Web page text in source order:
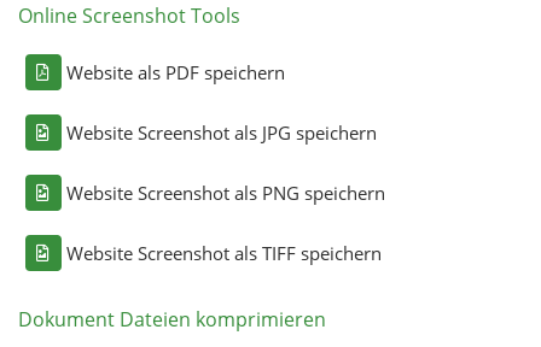
Online Screenshot Tools
Website als PDF speichern
Website Screenshot als JPG speichern
Website Screenshot als PNG speichern
Website Screenshot als TIFF speichern
Dokument Dateien komprimieren